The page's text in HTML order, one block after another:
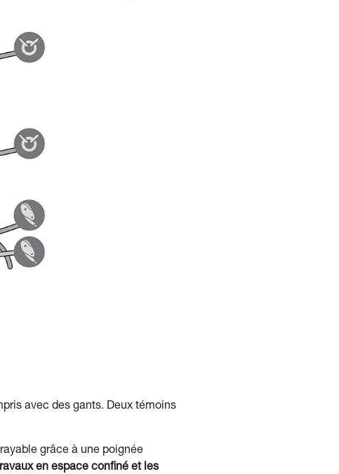
avec des gants. Deux témoins
grâce à une poignée
en espace confiné et les